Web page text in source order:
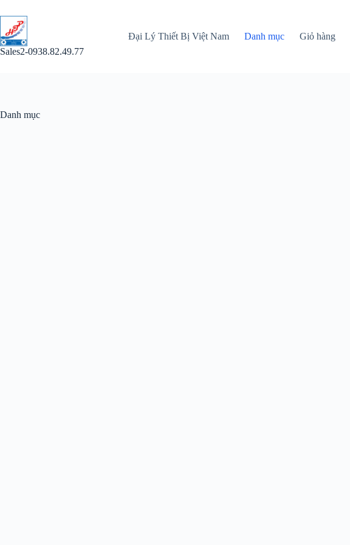
đến
phần
nội
dung
Sales2-0938.82.49.77
Đại Lý Thiết Bị Việt Nam Danh mục Giỏ hàng
Danh mục